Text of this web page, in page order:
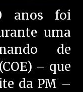
anos foi
uma
de
– que
da PM –